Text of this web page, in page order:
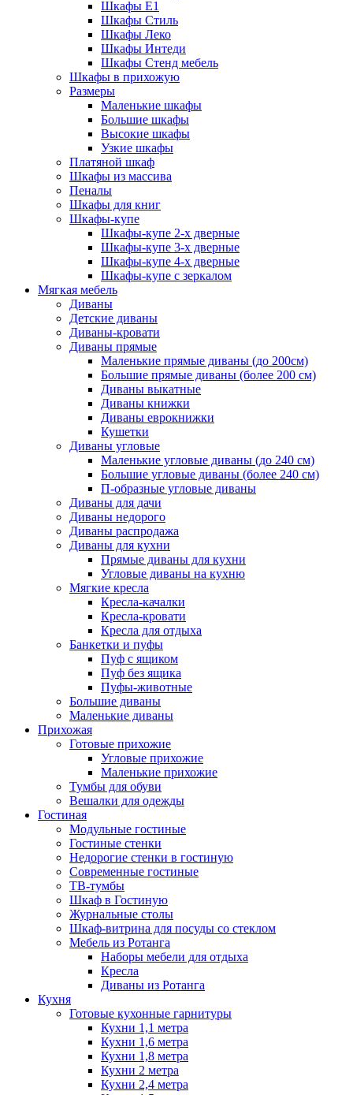
Шкафы E1
Шкафы Стиль
Шкафы Леко
Шкафы Интеди
Шкафы Стенд мебель
Шкафы в прихожую
Размеры
Маленькие шкафы
Большие шкафы
Высокие шкафы
Узкие шкафы
Платяной шкаф
Шкафы из массива
Пеналы
Шкафы для книг
Шкафы-купе
Шкафы-купе 2-х дверные
Шкафы-купе 3-х дверные
Шкафы-купе 4-х дверные
Шкафы-купе с зеркалом
Мягкая мебель
Диваны
Детские диваны
Диваны-кровати
Диваны прямые
Маленькие прямые диваны (до 200см)
Большие прямые диваны (более 200 см)
Диваны выкатные
Диваны книжки
Диваны еврокнижки
Кушетки
Диваны угловые
Маленькие угловые диваны (до 240 см)
Большие угловые диваны (более 240 см)
П-образные угловые диваны
Диваны для дачи
Диваны недорого
Диваны распродажа
Диваны для кухни
Прямые диваны для кухни
Угловые диваны на кухню
Мягкие кресла
Кресла-качалки
Кресла-кровати
Кресла для отдыха
Банкетки и пуфы
Пуф с ящиком
Пуф без ящика
Пуфы-животные
Большие диваны
Маленькие диваны
Прихожая
Готовые прихожие
Угловые прихожие
Маленькие прихожие
Тумбы для обуви
Вешалки для одежды
Гостиная
Модульные гостиные
Гостиные стенки
Недорогие стенки в гостиную
Современные гостиные
ТВ-тумбы
Шкаф в Гостиную
Журнальные столы
Шкаф-витрина для посуды со стеклом
Мебель из Ротанга
Наборы мебели для отдыха
Кресла
Диваны из Ротанга
Кухня
Готовые кухонные гарнитуры
Кухни 1,1 метра
Кухни 1,6 метра
Кухни 1,8 метра
Кухни 2 метра
Кухни 2,4 метра